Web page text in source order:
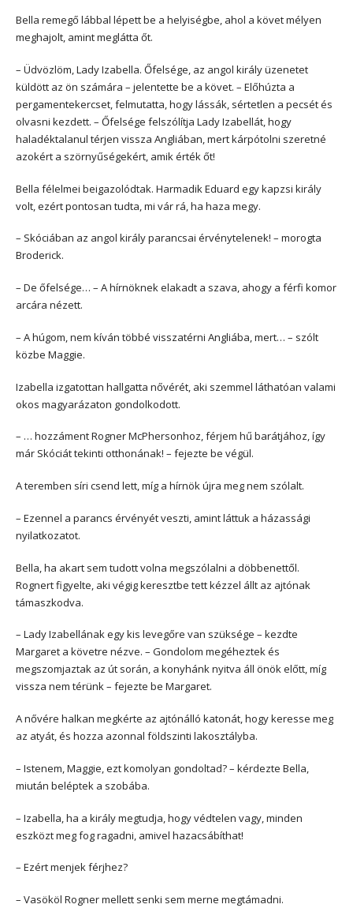
Bella remegő lábbal lépett be a helyiségbe, ahol a követ mélyen
meghajolt, amint meglátta őt.
– Üdvözlöm, Lady Izabella. Őfelsége, az angol király üzenetet
küldött az ön számára – jelentette be a követ. – Előhúzta a
pergamentekercset, felmutatta, hogy lássák, sértetlen a pecsét és
olvasni kezdett. – Őfelsége felszólítja Lady Izabellát, hogy
haladéktalanul térjen vissza Angliában, mert kárpótolni szeretné
azokért a szörnyűségekért, amik érték őt!
Bella félelmei beigazolódtak. Harmadik Eduard egy kapzsi király
volt, ezért pontosan tudta, mi vár rá, ha haza megy.
– Skóciában az angol király parancsai érvénytelenek! – morogta
Broderick.
– De őfelsége… – A hírnöknek elakadt a szava, ahogy a férfi komor
arcára nézett.
– A húgom, nem kíván többé visszatérni Angliába, mert… – szólt
közbe Maggie.
Izabella izgatottan hallgatta nővérét, aki szemmel láthatóan valami
okos magyarázaton gondolkodott.
– … hozzáment Rogner McPhersonhoz, férjem hű barátjához, így
már Skóciát tekinti otthonának! – fejezte be végül.
A teremben síri csend lett, míg a hírnök újra meg nem szólalt.
– Ezennel a parancs érvényét veszti, amint láttuk a házassági
nyilatkozatot.
Bella, ha akart sem tudott volna megszólalni a döbbenettől.
Rognert figyelte, aki végig keresztbe tett kézzel állt az ajtónak
támaszkodva.
– Lady Izabellának egy kis levegőre van szüksége – kezdte
Margaret a követre nézve. – Gondolom megéheztek és
megszomjaztak az út során, a konyhánk nyitva áll önök előtt, míg
vissza nem térünk – fejezte be Margaret.
A nővére halkan megkérte az ajtónálló katonát, hogy keresse meg
az atyát, és hozza azonnal földszinti lakosztályba.
– Istenem, Maggie, ezt komolyan gondoltad? – kérdezte Bella,
miután beléptek a szobába.
– Izabella, ha a király megtudja, hogy védtelen vagy, minden
eszközt meg fog ragadni, amivel hazacsábíthat!
– Ezért menjek férjhez?
– Vasököl Rogner mellett senki sem merne megtámadni.